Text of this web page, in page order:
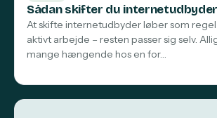
Sådan skifter du internetudbyder
At skifte internetudbyder løber som
aktivt arbejde – resten passer sig selv.
mange hængende hos en for…